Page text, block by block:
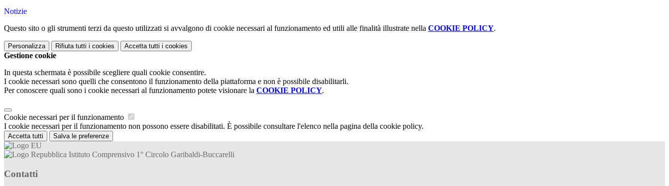
Notizie
Questo sito o gli strumenti terzi da questo utilizzati si avvalgono di cookie necessari al funzionamento ed utili alle finalità illustrate nella COOKIE POLICY.
Personalizza Rifiuta tutti i cookies Accetta tutti i cookies
Gestione cookie
In questa schermata è possibile scegliere quali cookie consentire.
I cookie necessari sono quelli che consentono il funzionamento della piattaforma e non è possibile disabilitarli.
Per conoscere quali sono i cookie necessari al funzionamento potete visionare la COOKIE POLICY.
Cookie necessari per il funzionamento
I cookie necessari per il funzionamento non possono essere disabilitati. È possibile consultare l'elenco nella pagina della cookie policy.
Accetta tutti Salva le preferenze
Istituto Comprensivo 1° Circolo Garibaldi-Buccarelli
Contatti